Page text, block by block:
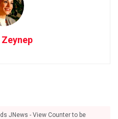
JNews - View Counter to be